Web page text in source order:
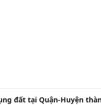
đất tại Quận-Huyện